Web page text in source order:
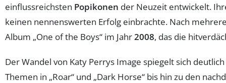
einflussreichsten Popikonen der Neuzeit entwickelt.
keinen nennenswerten Erfolg einbrachte. Nach
Album „One of the Boys“ im Jahr2008, das die
Der Wandel von Katy Perrys Image spiegelt sich
Themen in „Roar“ und „Dark Horse“ bis hin zu den